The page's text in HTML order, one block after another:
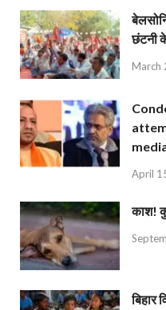
छंटनी
March
April
काश!
बिहार